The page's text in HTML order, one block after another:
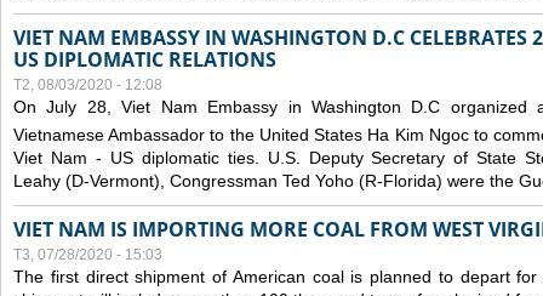
VIET NAM EMBASSY IN WASHINGTON D.C CELEBRATES
US DIPLOMATIC RELATIONS
T2, 08/03/2020 - 12:08
On July 28, Viet Nam Embassy in Washington D.C organized
Vietnamese Ambassador to the United States Ha Kim Ngoc to
Viet Nam - US diplomatic ties. U.S. Deputy Secretary of State
Leahy (D-Vermont), Congressman Ted Yoho (R-Florida) were the
VIET NAM IS IMPORTING MORE COAL FROM WEST
T3, 07/28/2020 - 15:03
The first direct shipment of American coal is planned to depart